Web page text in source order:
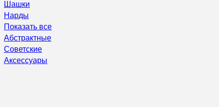
Шашки
Нарды
Показать все
Абстрактные
Советские
Аксессуары